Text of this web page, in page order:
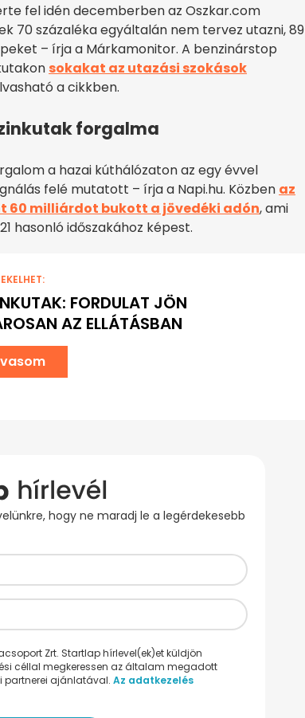
fel idén decemberben az Oszkar.com
70 százaléka egyáltalán nem tervez utazni, 89
– írja a Márkamonitor. A benzinárstop
sokakat az utazási szokások
a cikkben.
forgalma
a hazai kúthálózaton az egy évvel
felé mutatott – írja a Napi.hu. Közben az
60 milliárdot bukott a jövedéki adón, ami
hasonló időszakához képest.
FORDULAT JÖN
AZ ELLÁTÁSBAN
hogy ne maradj le a legérdekesebb
Zrt. Startlap hírlevel(ek)et küldjön
céllal megkeressen az általam megadott
partnerei ajánlatával. Az adatkezelés